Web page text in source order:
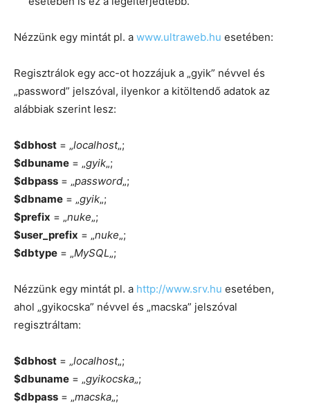
Nézzünk egy mintát pl. a www.ultraweb.hu esetében:
Regisztrálok egy acc-ot hozzájuk a „gyik” névvel és
„password” jelszóval, ilyenkor a kitöltendő adatok az
alábbiak szerint lesz:
$dbhost = „localhost„;
$dbuname = „gyik„;
$dbpass = „password„;
$dbname = „gyik„;
$prefix = „nuke„;
$user_prefix = „nuke„;
$dbtype = „MySQL„;
Nézzünk egy mintát pl. a http://www.srv.hu esetében,
ahol „gyikocska” névvel és „macska” jelszóval
regisztráltam:
$dbhost = „localhost„;
$dbuname = „gyikocska„;
$dbpass = „macska„;